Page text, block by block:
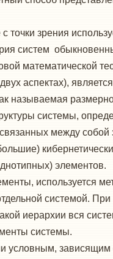
зрения
систем
математической
аспектах), является
называемая
системы,
между
элементов.
используется
системой.
иерархии вся
системы.
условным,